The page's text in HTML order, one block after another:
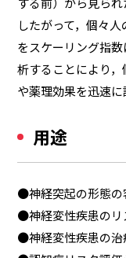
したがって，個々
をスケーリング指
析することにより
や薬理効果を迅速に
用途
●神経突起の形態の
●神経変性疾患のリ
●神経変性疾患の治